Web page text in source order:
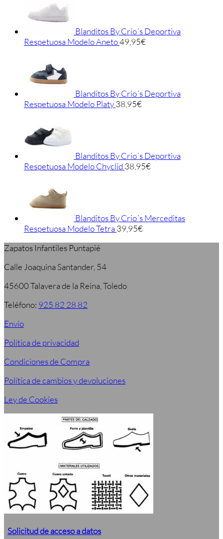
Blanditos By Crio´s Deportiva
Respetuosa Modelo Aneto49,95€
Blanditos By Crio´s Deportiva
Respetuosa Modelo Platy38,95€
Blanditos By Crio´s Deportiva
Respetuosa Modelo Chyclid 38,95€
Blanditos By Crio´s Merceditas
Respetuosa Modelo Tetra39,95€
Zapatos Infantiles Puntapié
Calle Joaquina Santander, 54
45600 Talavera de la Reina, Toledo
Teléfono: 925 82 28 82
Envío
Política de privacidad
Condiciones de Compra
Política de cambios y devoluciones
Ley de Cookies
Solicitud de acceso a datos